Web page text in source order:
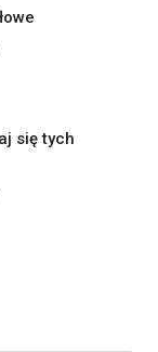
się tych